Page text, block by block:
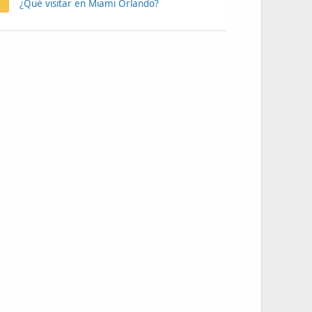
¿Qué visitar en Miami Orlando?